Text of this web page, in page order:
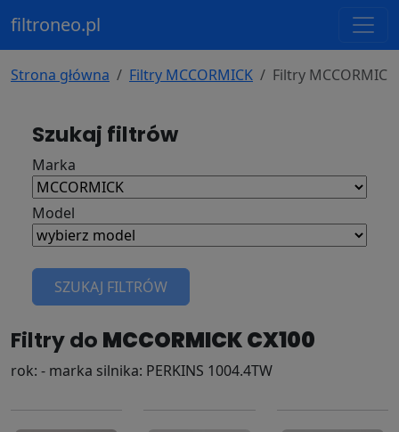
filtroneo.pl
Strona główna Filtry MCCORMICK Filtry MCCORMICK
Szukaj filtrów
Marka
Model
SZUKAJ FILTRÓW
Filtry do MCCORMICK CX100
rok: - marka silnika: PERKINS 1004.4TW